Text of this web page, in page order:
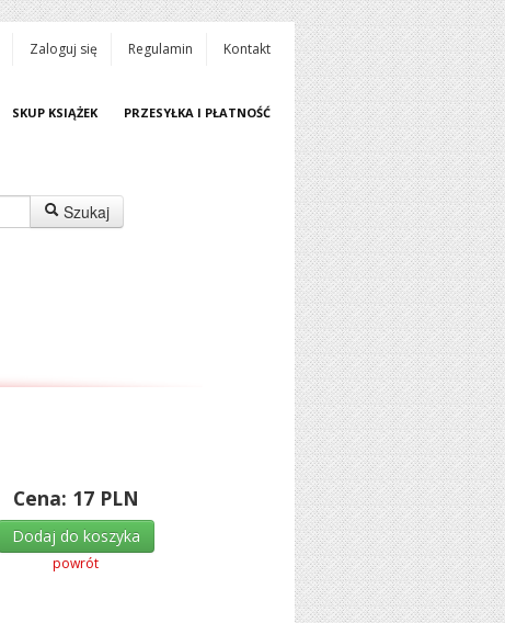
Zaloguj się Regulamin Kontakt
SKUP KSIĄŻEK PRZESYŁKA I PŁATNOŚĆ
Szukaj
Cena: 17 PLN
Dodaj do koszyka
powrót